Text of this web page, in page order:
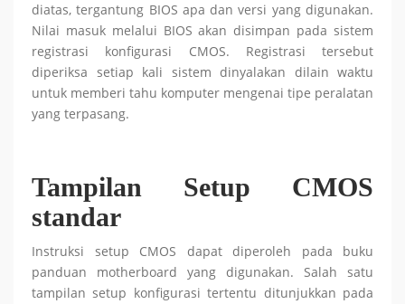
diatas, tergantung BIOS apa dan versi yang digunakan.
Nilai masuk melalui BIOS akan disimpan pada sistem
registrasi konfigurasi CMOS. Registrasi tersebut
diperiksa setiap kali sistem dinyalakan dilain waktu
untuk memberi tahu komputer mengenai tipe peralatan
yang terpasang.
Tampilan Setup CMOS
standar
Instruksi setup CMOS dapat diperoleh pada buku
panduan motherboard yang digunakan. Salah satu
tampilan setup konfigurasi tertentu ditunjukkan pada